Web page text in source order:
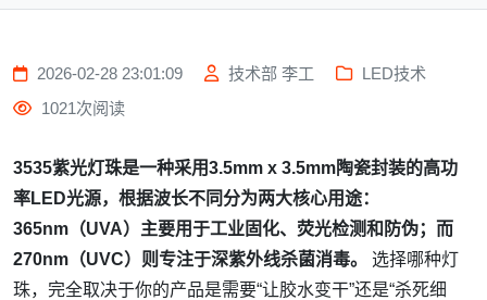
2026-02-28 23:01:09 技术部 李工
LED技术
1021次阅读
3535紫光灯珠是一种采用3.5mm x 3.5mm陶瓷封装的高功
率LED光源，根据波长不同分为两大核心用途：
365nm（UVA）主要用于工业固化、荧光检测和防伪；而
270nm（UVC）则专注于深紫外线杀菌消毒。
选择哪种灯
珠，完全取决于你的产品是需要“让胶水变干”还是“杀死细